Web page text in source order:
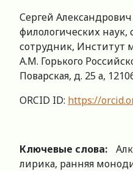
Сергей
филологических
сотрудник, Институт
А.М. Горького
Поварская, д. 25 а,
ORCID ID: https://
Ключевые слова:
лирика, ранняя